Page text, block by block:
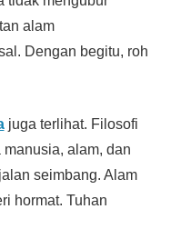
alam
Dengan begitu, roh
juga terlihat. Filosofi
alam, dan
seimbang. Alam
hormat. Tuhan